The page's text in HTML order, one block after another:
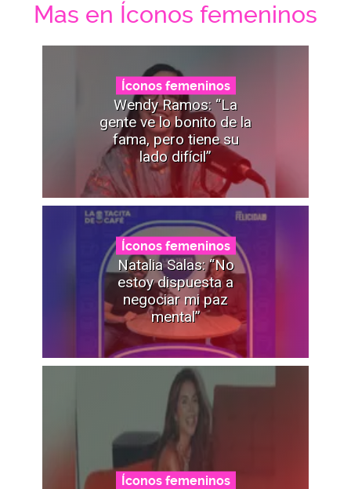
Mas en Íconos femeninos
Íconos femeninos
Wendy Ramos: “La
gente ve lo bonito de la
fama, pero tiene su
lado difícil”
Íconos femeninos
Natalia Salas: “No
estoy dispuesta a
negociar mi paz
mental”
Íconos femeninos